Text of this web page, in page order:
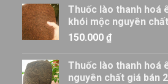
Thuốc lào thanh hoá
khói mộc nguyên
150.000 ₫
Thuốc lào thanh hoá
nguyên chất giá bán